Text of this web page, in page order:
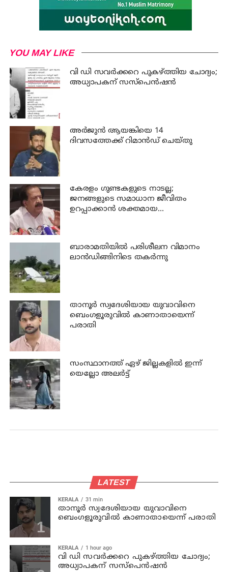
YOU MAY LIKE
വി ഡി സവര്‍ക്കറെ പുകഴ്ത്തിയ ചോദ്യം;
അധ്യാപകന് സസ്പെന്‍ഷന്‍
അര്‍ജുന്‍ ആയങ്കിയെ 14
ദിവസത്തേക്ക് റിമാൻഡ് ചെയ്തു
കേരളം ഗുണ്ടകളുടെ നാടല്ല;
ജനങ്ങളുടെ സമാധാന ജീവിതം
ഉറപ്പാക്കാന്‍ ശക്തമായ
ബാരാമതിയില്‍ പരിശീലന വിമാനം
ലാന്‍ഡിങ്ങിനിടെ തകര്‍ന്നു
താനൂര്‍ സ്വദേശിയായ യുവാവിനെ
ബെംഗളൂരുവില്‍ കാണാതായെന്ന്
പരാതി
സംസ്ഥാനത്ത് ഏഴ് ജില്ലകളില്‍ ഇന്ന്
യെല്ലോ അലര്‍ട്ട്
LATEST
KERALA 31 min
താനൂര്‍ സ്വദേശിയായ യുവാവിനെ
ബെംഗളൂരുവില്‍ കാണാതായെന്ന് പരാതി
KERALA 1 hour ago
വി ഡി സവര്‍ക്കറെ പുകഴ്ത്തിയ ചോദ്യം;
അധ്യാപകന് സസ്പെന്‍ഷന്‍